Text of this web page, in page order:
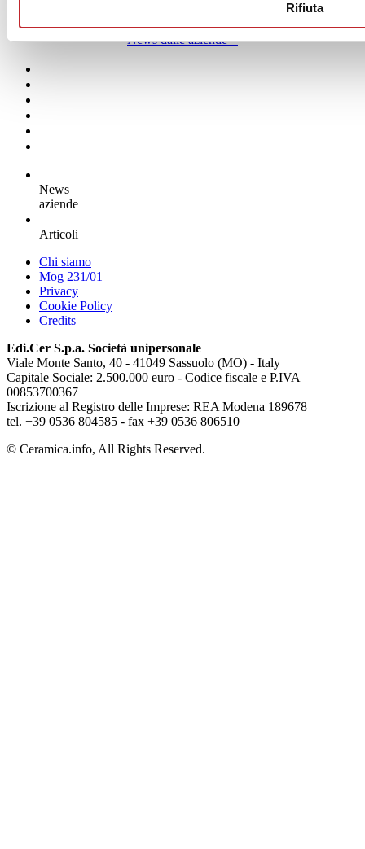
Rifiuta
News dalle aziende >
News
aziende
Articoli
Chi siamo
Mog 231/01
Privacy
Cookie Policy
Credits
Edi.Cer S.p.a. Società unipersonale
Viale Monte Santo, 40 - 41049 Sassuolo (MO) - Italy
Capitale Sociale: 2.500.000 euro - Codice fiscale e P.IVA
00853700367
Iscrizione al Registro delle Imprese: REA Modena 189678
tel. +39 0536 804585 - fax +39 0536 806510
© Ceramica.info, All Rights Reserved.